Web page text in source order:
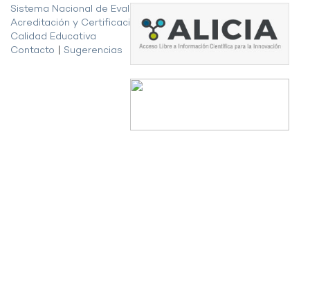
Sistema Nacional de Evaluación,
Acreditación y Certificación de la
Calidad Educativa
Contacto
Sugerencias